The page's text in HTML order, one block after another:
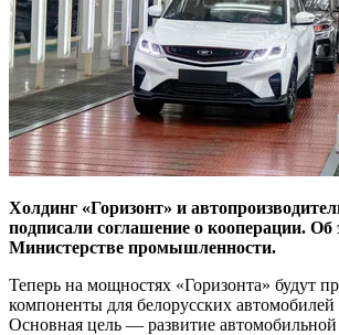
Холдинг «Горизонт» и
подписали соглашение о кооперации. Об
Министерстве промышленности.
Теперь на мощностях «Горизонта» будут
компоненты для белорусских
Основная цель — развитие автомобильной